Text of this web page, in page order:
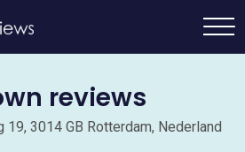
reviews
19, 3014 GB Rotterdam, Nederland